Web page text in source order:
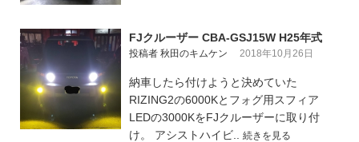
FJクルーザー CBA-GSJ15W H25年式
投稿者 秋田のキムケン 2018年10月26日
納車したら付けようと決めていた
RIZING2の6000Kとフォグ用スフィア
LEDの3000KをFJクルーザーに取り付
け。 アシストハイビ.. 続きを見る